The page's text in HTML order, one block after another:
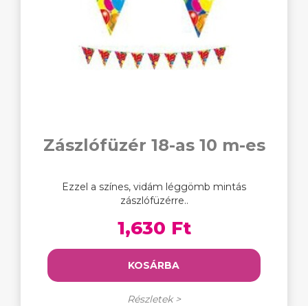
Zászlófüzér 18-as 10 m-es
Ezzel a színes, vidám léggömb mintás
zászlófüzérre..
1,630 Ft
KOSÁRBA
Részletek >